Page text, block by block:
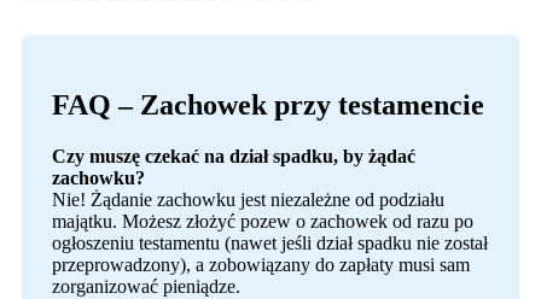
FAQ – Zachowek przy testamencie
Czy muszę czekać na dział spadku, by żądać
zachowku?
Nie! Żądanie zachowku jest niezależne od podziału
majątku. Możesz złożyć pozew o zachowek od razu po
ogłoszeniu testamentu (nawet jeśli dział spadku nie został
przeprowadzony), a zobowiązany do zapłaty musi sam
zorganizować pieniądze.